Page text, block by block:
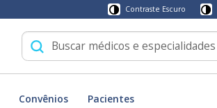
Contraste Escuro
Convênios
Pacientes